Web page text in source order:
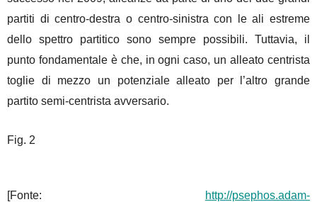
partiti di centro-destra o centro-sinistra con le ali estreme
dello spettro partitico sono sempre possibili. Tuttavia, il
punto fondamentale è che, in ogni caso, un alleato centrista
toglie di mezzo un potenziale alleato per l’altro grande
partito semi-centrista avversario.
Fig. 2
[Fonte:
http://psephos.adam-